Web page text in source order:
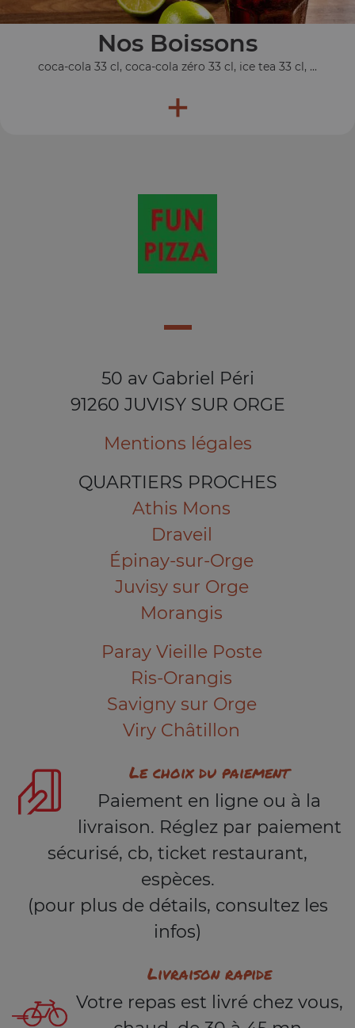
Nos Boissons
coca-cola 33 cl, coca-cola zéro 33 cl, ice tea 33 cl, ...
+
50 av Gabriel Péri
91260 JUVISY SUR ORGE
Mentions légales
QUARTIERS PROCHES
Athis Mons
Draveil
Épinay-sur-Orge
Juvisy sur Orge
Morangis
Paray Vieille Poste
Ris-Orangis
Savigny sur Orge
Viry Châtillon
Le choix du paiement
Paiement en ligne ou à la
livraison. Réglez par paiement
sécurisé, cb, ticket restaurant,
espèces.
(pour plus de détails, consultez les
infos)
Livraison rapide
Votre repas est livré chez vous,